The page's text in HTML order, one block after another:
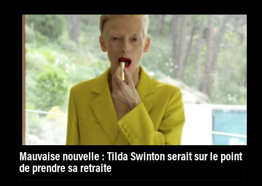
Mauvaise nouvelle : Tilda Swinton serait sur le point
de prendre sa retraite